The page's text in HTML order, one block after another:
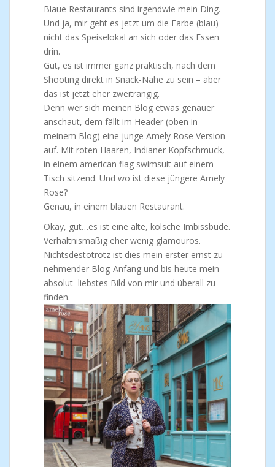
Blaue Restaurants sind irgendwie mein Ding.
Und ja, mir geht es jetzt um die Farbe (blau)
nicht das Speiselokal an sich oder das Essen
drin.
Gut, es ist immer ganz praktisch, nach dem
Shooting direkt in Snack-Nähe zu sein – aber
das ist jetzt eher zweitrangig.
Denn wer sich meinen Blog etwas genauer
anschaut, dem fällt im Header (oben in
meinem Blog) eine junge Amely Rose Version
auf. Mit roten Haaren, Indianer Kopfschmuck,
in einem american flag swimsuit auf einem
Tisch sitzend. Und wo ist diese jüngere Amely
Rose?
Genau, in einem blauen Restaurant.
Okay, gut…es ist eine alte, kölsche Imbissbude.
Verhältnismäßig eher wenig glamourös.
Nichtsdestotrotz ist dies mein erster ernst zu
nehmender Blog-Anfang und bis heute mein
absolut liebstes Bild von mir und überall zu
finden.